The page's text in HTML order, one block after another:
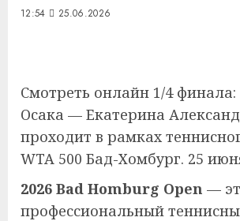
12:54 25.06.2026
Смотреть онлайн 1/4
Осака — Екатерина
проходит в рамках
WTA 500 Бад-Хомбург. 25
2026 Bad Homburg Open —
профессиональный